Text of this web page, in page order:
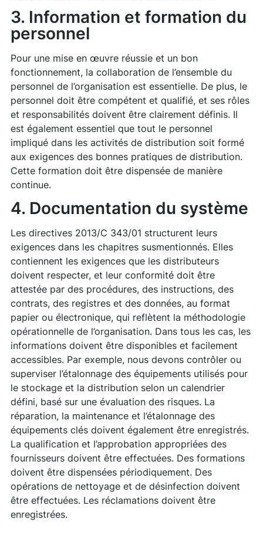
3. Information et formation du
personnel
Pour une mise en œuvre réussie et un bon
fonctionnement, la collaboration de l’ensemble du
personnel de l’organisation est essentielle. De plus, le
personnel doit être compétent et qualifié, et ses rôles
et responsabilités doivent être clairement définis. Il
est également essentiel que tout le personnel
impliqué dans les activités de distribution soit formé
aux exigences des bonnes pratiques de distribution.
Cette formation doit être dispensée de manière
continue.
4. Documentation du système
Les directives 2013/C 343/01 structurent leurs
exigences dans les chapitres susmentionnés. Elles
contiennent les exigences que les distributeurs
doivent respecter, et leur conformité doit être
attestée par des procédures, des instructions, des
contrats, des registres et des données, au format
papier ou électronique, qui reflètent la méthodologie
opérationnelle de l’organisation. Dans tous les cas, les
informations doivent être disponibles et facilement
accessibles. Par exemple, nous devons contrôler ou
superviser l’étalonnage des équipements utilisés pour
le stockage et la distribution selon un calendrier
défini, basé sur une évaluation des risques. La
réparation, la maintenance et l’étalonnage des
équipements clés doivent également être enregistrés.
La qualification et l’approbation appropriées des
fournisseurs doivent être effectuées. Des formations
doivent être dispensées périodiquement. Des
opérations de nettoyage et de désinfection doivent
être effectuées. Les réclamations doivent être
enregistrées.